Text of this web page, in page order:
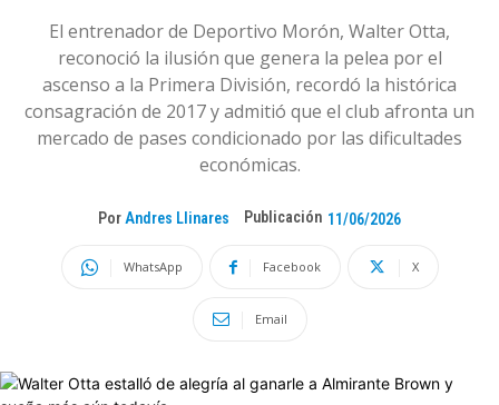
El entrenador de Deportivo Morón, Walter Otta,
reconoció la ilusión que genera la pelea por el
ascenso a la Primera División, recordó la histórica
consagración de 2017 y admitió que el club afronta un
mercado de pases condicionado por las dificultades
económicas.
Por Andres Llinares Publicación 11/06/2026
WhatsApp Facebook X
Email